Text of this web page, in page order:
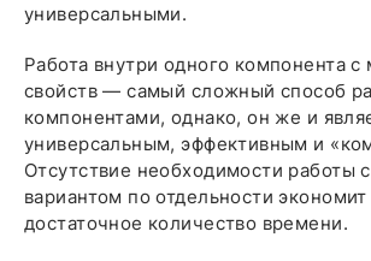
универсальными.
Работа внутри одного компонента
свойств — самый сложный способ
компонентами, однако, он же и
универсальным, эффективным и
Отсутствие необходимости работы
вариантом по отдельности
достаточное количество времени.